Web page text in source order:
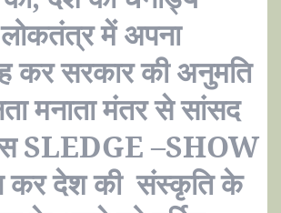
में अपना
कर सरकार की अनुमति
मनाता मंतर से सांसद
SLEDGE –SHOW
कर देश की संस्कृति के